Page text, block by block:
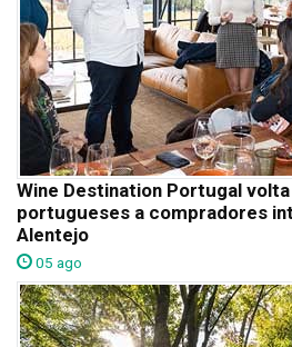
Wine Destination Portugal
portugueses a compradores
Alentejo
05 ago